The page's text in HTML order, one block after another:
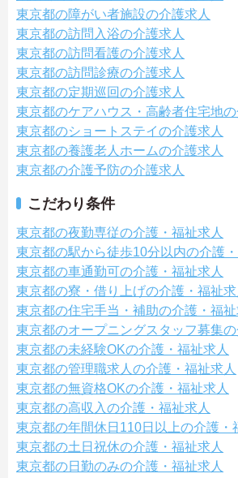
東京都の障がい者施設の介護求人
東京都の訪問入浴の介護求人
東京都の訪問看護の介護求人
東京都の訪問診療の介護求人
東京都の定期巡回の介護求人
東京都のケアハウス・高齢者住宅地の
東京都のショートステイの介護求人
東京都の養護老人ホームの介護求人
東京都の介護予防の介護求人
こだわり条件
東京都の夜勤専従の介護・福祉求人
東京都の駅から徒歩10分以内の介護
東京都の車通勤可の介護・福祉求人
東京都の寮・借り上げの介護・福祉求
東京都の住宅手当・補助の介護・福祉
東京都のオープニングスタッフ募集
東京都の未経験OKの介護・福祉求人
東京都の管理職求人の介護・福祉求人
東京都の無資格OKの介護・福祉求人
東京都の高収入の介護・福祉求人
東京都の年間休日110日以上の介護・
東京都の土日祝休の介護・福祉求人
東京都の日勤のみの介護・福祉求人